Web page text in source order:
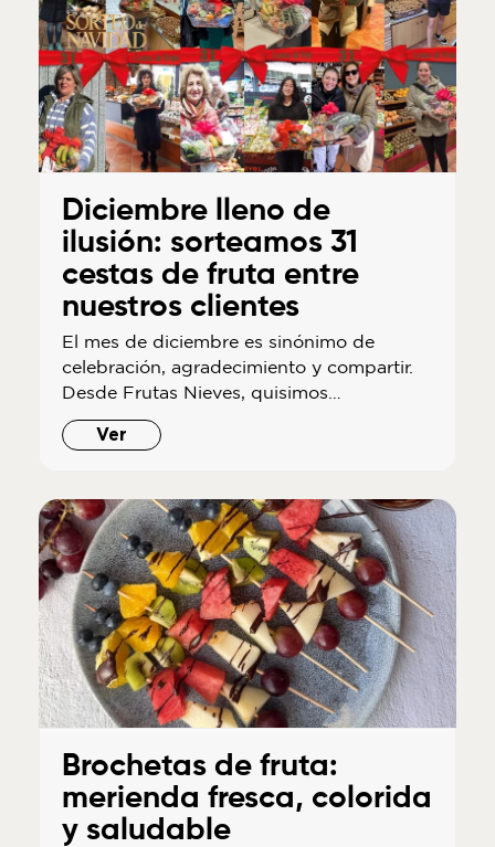
Diciembre lleno de
ilusión: sorteamos 31
cestas de fruta entre
nuestros clientes
El mes de diciembre es sinónimo de
celebración, agradecimiento y compartir.
Desde Frutas Nieves, quisimos…
Ver
Brochetas de fruta:
merienda fresca, colorida
y saludable